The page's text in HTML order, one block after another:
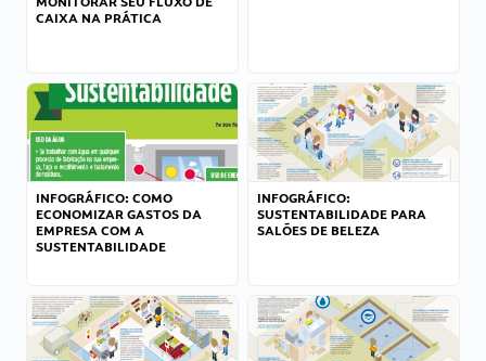
CAIXA NA PRÁTICA
INFOGRÁFICO: COMO
ECONOMIZAR GASTOS DA
EMPRESA COM A
SUSTENTABILIDADE
INFOGRÁFICO:
SUSTENTABILIDADE PARA
SALÕES DE BELEZA